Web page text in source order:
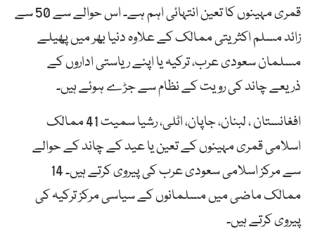
قمری مہینوں کا تعین انتہائی اہم ہے۔ اس حوالے سے 50 سے
زائد مسلم اکثریتی ممالک کے علاوہ دنیا بھر میں پھیلے
مسلمان سعودی عرب، ترکیہ یا اپنے ریاستی اداروں کے
ذریعے چاند کی رویت کے نظام سے جڑے ہوئے ہیں۔
افغانستان ، لبنان، جاپان، اٹلی، رشیا سمیت 41 ممالک
اسلامی قمری مہینوں کے تعین یا عید کے چاند کے حوالے
سے مرکز اسلامی سعودی عرب کی پیروی کرتے ہیں۔ 14
ممالک ماضی میں مسلمانوں کے سیاسی مرکز ترکیہ کی
پیروی کرتے ہیں۔